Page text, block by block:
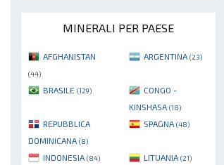
MINERALI PER PAESE
AFGHANISTAN
(44)
ARGENTINA (23)
BRASILE (129)
CONGO -
KINSHASA (18)
REPUBBLICA
DOMINICANA (8)
SPAGNA (48)
INDONESIA (84) LITUANIA (21)